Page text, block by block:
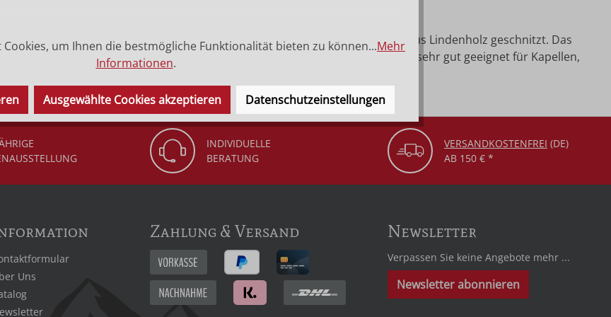
cm aus Bergahornholz geschnitzt, die Größen 45 cm und 54 cm werden aus Lindenholz geschnitzt. Das
wählen können, welches Ihnen am besten gefällt. Das Meditationskreuz ist sehr gut geeignet für Kapellen,
Firmung oder Hochzeit.
INDIVIDUELLE
BERATUNG
VERSANDKOSTENFREI (DE)
AB 150 € *
Uns
Zahlung & Versand Newsletter
Verpassen Sie keine Angebote mehr ...
Newsletter abonnieren
um Ihnen die bestmögliche Funktionalität bieten zu können...Mehr
Informationen.
Ausgewählte Cookies akzeptieren Datenschutzeinstellungen